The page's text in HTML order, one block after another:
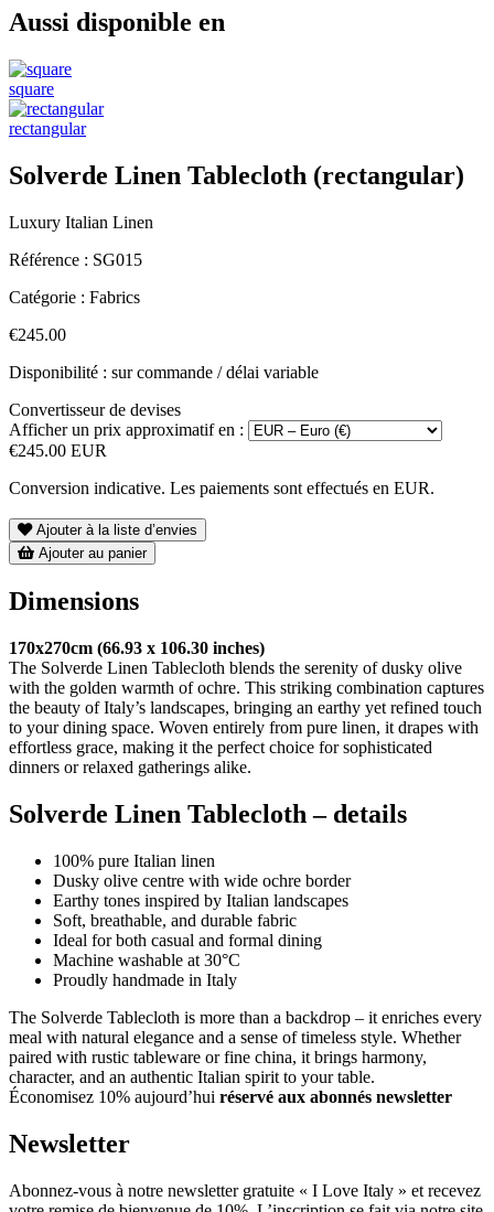
Aussi disponible en
square
rectangular
Solverde Linen Tablecloth (rectangular)
Luxury Italian Linen
Référence : SG015
Catégorie : Fabrics
€245.00
Disponibilité : sur commande / délai variable
Convertisseur de devises
Afficher un prix approximatif en :
€245.00 EUR
Conversion indicative. Les paiements sont effectués en EUR.
Ajouter à la liste d’envies
Ajouter au panier
Dimensions
170x270cm (66.93 x 106.30 inches)
The Solverde Linen Tablecloth blends the serenity of dusky olive
with the golden warmth of ochre. This striking combination captures
the beauty of Italy’s landscapes, bringing an earthy yet refined touch
to your dining space. Woven entirely from pure linen, it drapes with
effortless grace, making it the perfect choice for sophisticated
dinners or relaxed gatherings alike.
Solverde Linen Tablecloth – details
100% pure Italian linen
Dusky olive centre with wide ochre border
Earthy tones inspired by Italian landscapes
Soft, breathable, and durable fabric
Ideal for both casual and formal dining
Machine washable at 30°C
Proudly handmade in Italy
The Solverde Tablecloth is more than a backdrop – it enriches every
meal with natural elegance and a sense of timeless style. Whether
paired with rustic tableware or fine china, it brings harmony,
character, and an authentic Italian spirit to your table.
Économisez 10% aujourd’hui réservé aux abonnés newsletter
Newsletter
Abonnez-vous à notre newsletter gratuite « I Love Italy » et recevez